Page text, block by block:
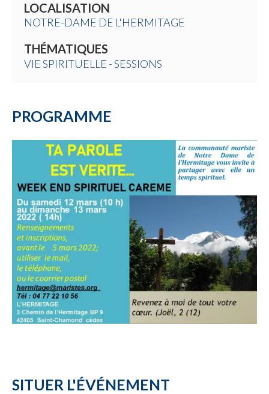
LOCALISATION
NOTRE-DAME DE L'HERMITAGE
THÉMATIQUES
VIE SPIRITUELLE - SESSIONS
PROGRAMME
SITUER L'ÉVÉNEMENT